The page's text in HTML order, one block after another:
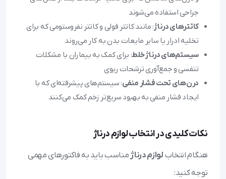
جراحی استفاده می‌شوند
کاتترهای درناژ: مانند کاتتر فولی و کاتتر نفروستومی که برای
تخلیه ادرار یا سایر مایعات بدن به کار می‌روند
سیستم‌های درناژ خلط: برای کمک به بیماران با مشکلات
تنفسی و جمع‌آوری ترشحات ریوی
درن‌های تحت فشار منفی: سیستم‌های پیشرفته‌ای که با
ایجاد فشار منفی به بهبود سریع‌تر زخم کمک می‌کنند
نکات کلیدی در انتخاب لوازم درناژ
هنگام انتخاب لوازم درناژمناسب باید به فاکتورهای مهمی
توجه کنید: